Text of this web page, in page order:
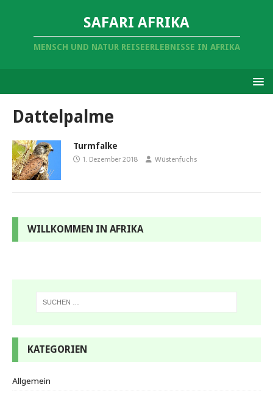
SAFARI AFRIKA
MENSCH UND NATUR REISEERLEBNISSE IN AFRIKA
Dattelpalme
Turmfalke
1. Dezember 2018 Wüstenfuchs
WILLKOMMEN IN AFRIKA
KATEGORIEN
Allgemein